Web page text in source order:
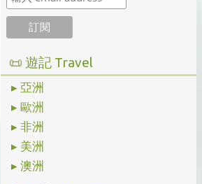
📜 遊記 Travel
▸ 亞洲
▸ 歐洲
▸ 非洲
▸ 美洲
▸ 澳洲